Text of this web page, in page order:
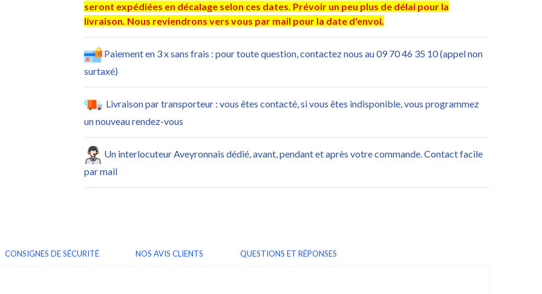
seront expédiées en décalage selon ces dates. Prévoir un peu plus de délai pour la
livraison. Nous reviendrons vers vous par mail pour la date d'envoi.
Paiement en 3 x sans frais : pour toute question, contactez nous au 09 70 46 35 10 (appel non
surtaxé)
Livraison par transporteur : vous êtes contacté, si vous êtes indisponible, vous programmez
un nouveau rendez-vous
Un interlocuteur Aveyronnais dédié, avant, pendant et après votre commande. Contact facile
par mail
CONSIGNES DE SÉCURITÉ NOS AVIS CLIENTS QUESTIONS ET RÉPONSES